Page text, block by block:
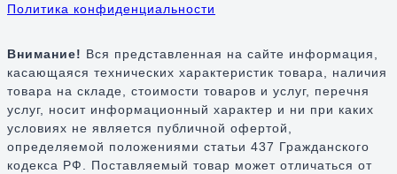
Политика конфиденциальности
Внимание! Вся представленная на сайте информация,
касающаяся технических характеристик товара, наличия
товара на складе, стоимости товаров и услуг, перечня
услуг, носит информационный характер и ни при каких
условиях не является публичной офертой,
определяемой положениями статьи 437 Гражданского
кодекса РФ. Поставляемый товар может отличаться от